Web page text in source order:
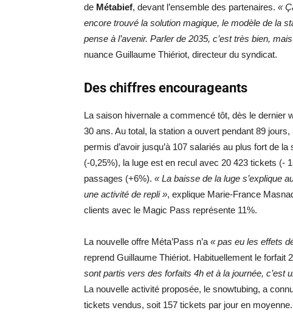
de Métabief, devant l’ensemble des partenaires. «
encore trouvé la solution magique, le modèle de la
pense à l’avenir. Parler de 2035, c’est très bien,
nuance Guillaume Thiériot, directeur du syndicat.
Des chiffres encourageants
La saison hivernale a commencé tôt, dès le dernier
30 ans. Au total, la station a ouvert pendant 89
permis d’avoir jusqu’à 107 salariés au plus fort de
(-0,25%), la luge est en recul avec 20 423 tickets (-
passages (+6%). « La baisse de la luge s’explique
une activité de repli », explique Marie-France
clients avec le Magic Pass représente 11%.
La nouvelle offre Méta’Pass n’a « pas eu les effets
reprend Guillaume Thiériot. Habituellement le forfait
sont partis vers des forfaits 4h et à la journée, c’est
La nouvelle activité proposée, le snowtubing, a
tickets vendus, soit 157 tickets par jour en moyenne.